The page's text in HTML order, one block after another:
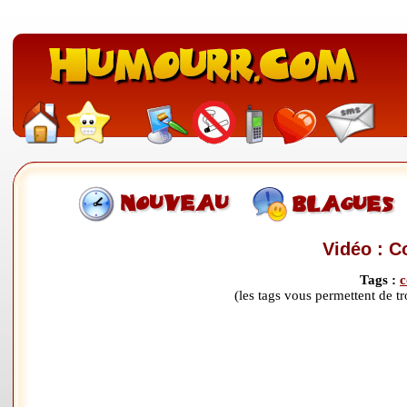
Vidéo :
Tags :
(les tags vous permettent de